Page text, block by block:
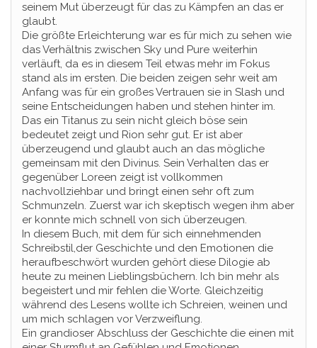
seinem Mut überzeugt für das zu Kämpfen an das er
glaubt.
Die größte Erleichterung war es für mich zu sehen wie
das Verhältnis zwischen Sky und Pure weiterhin
verläuft, da es in diesem Teil etwas mehr im Fokus
stand als im ersten. Die beiden zeigen sehr weit am
Anfang was für ein großes Vertrauen sie in Slash und
seine Entscheidungen haben und stehen hinter im.
Das ein Titanus zu sein nicht gleich böse sein
bedeutet zeigt und Rion sehr gut. Er ist aber
überzeugend und glaubt auch an das mögliche
gemeinsam mit den Divinus. Sein Verhalten das er
gegenüber Loreen zeigt ist vollkommen
nachvollziehbar und bringt einen sehr oft zum
Schmunzeln. Zuerst war ich skeptisch wegen ihm aber
er konnte mich schnell von sich überzeugen.
In diesem Buch, mit dem für sich einnehmenden
Schreibstil,der Geschichte und den Emotionen die
heraufbeschwört wurden gehört diese Dilogie ab
heute zu meinen Lieblingsbüchern. Ich bin mehr als
begeistert und mir fehlen die Worte. Gleichzeitig
während des Lesens wollte ich Schreien, weinen und
um mich schlagen vor Verzweiflung.
Ein grandioser Abschluss der Geschichte die einen mit